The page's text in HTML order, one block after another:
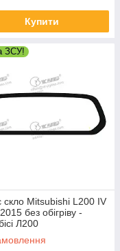
Купити
ЗСУ!
скло Mitsubishi L200 IV
без обігріву -
Л200